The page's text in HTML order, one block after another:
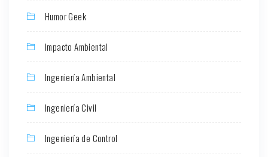
Humor Geek
Impacto Ambiental
Ingeniería Ambiental
Ingeniería Civil
Ingeniería de Control